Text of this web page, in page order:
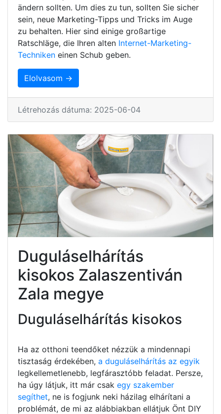
ändern sollten. Um dies zu tun, sollten Sie sicher
sein, neue Marketing-Tipps und Tricks im Auge
zu behalten. Hier sind einige großartige
Ratschläge, die Ihren alten Internet-Marketing-
Techniken einen Schub geben.
Elolvasom →
Létrehozás dátuma: 2025-06-04
Duguláselhárítás
kisokos Zalaszentiván
Zala megye
Duguláselhárítás kisokos
Ha az otthoni teendőket nézzük a mindennapi
tisztaság érdekében, a duguláselhárítás az egyik
legkellemetlenebb, legfárasztóbb feladat. Persze,
ha úgy látjuk, itt már csak egy szakember
segíthet, ne is fogjunk neki házilag elhárítani a
problémát, de mi az alábbiakban ellátjuk Önt DIY